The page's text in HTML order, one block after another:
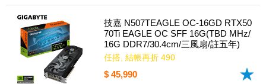
技嘉 N507TEAGLE OC-16GD RTX50
70Ti EAGLE OC SFF 16G(TBD MHz/
16G DDR7/30.4cm/三風扇/註五年)
任搭, 結帳再折 490
$ 45,990